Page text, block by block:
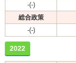
-(-)
総合政策
-(-)
2022